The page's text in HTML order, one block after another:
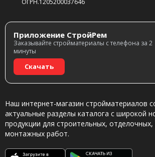
ОГРН.1205200037646
Приложение СтройРем
Заказывайте стройматериалы с телефона за 2
минуты
Скачать
Наш интернет-магазин стройматериалов
актуальные разделы каталога с широкой
продукции для строительных,
монтажных работ.